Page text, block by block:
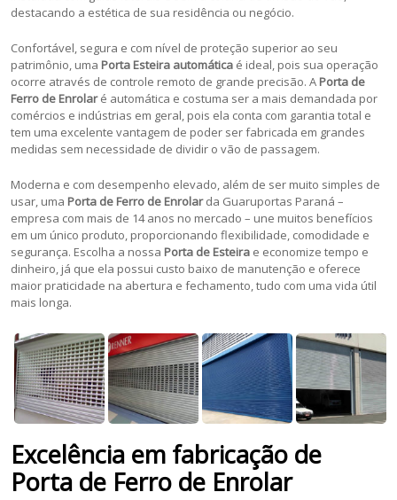
destacando a estética de sua residência ou negócio.
Confortável, segura e com nível de proteção superior ao seu
patrimônio, uma Porta Esteira automática é ideal, pois sua operação
ocorre através de controle remoto de grande precisão. A Porta de
Ferro de Enrolaré automática e costuma ser a mais demandada por
comércios e indústrias em geral, pois ela conta com garantia total e
tem uma excelente vantagem de poder ser fabricada em grandes
medidas sem necessidade de dividir o vão de passagem.
Moderna e com desempenho elevado, além de ser muito simples de
usar, uma Porta de Ferro de Enrolarda Guaruportas Paraná –
empresa com mais de 14 anos no mercado – une muitos benefícios
em um único produto, proporcionando flexibilidade, comodidade e
segurança. Escolha a nossa Porta de Esteira e economize tempo e
dinheiro, já que ela possui custo baixo de manutenção e oferece
maior praticidade na abertura e fechamento, tudo com uma vida útil
mais longa.
Excelência em fabricação de
Porta de Ferro de Enrolar